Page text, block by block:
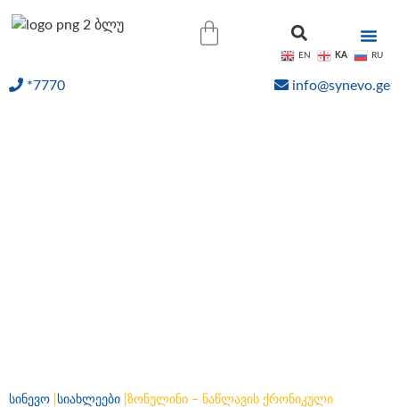
*7770 info@synevo.ge
სინევო სიახლეები ზონულინი – ნაწლავის ქრონიკული
EN KA RU